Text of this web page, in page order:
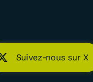
Suivez-nous sur X